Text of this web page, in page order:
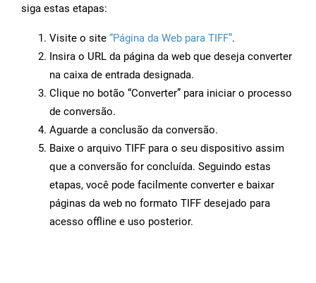
siga estas etapas:
Visite o site “Página da Web para TIFF”.
Insira o URL da página da web que deseja converter
na caixa de entrada designada.
Clique no botão “Converter” para iniciar o processo
de conversão.
Aguarde a conclusão da conversão.
Baixe o arquivo TIFF para o seu dispositivo assim
que a conversão for concluída. Seguindo estas
etapas, você pode facilmente converter e baixar
páginas da web no formato TIFF desejado para
acesso offline e uso posterior.